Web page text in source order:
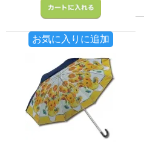
お気に入りに追加